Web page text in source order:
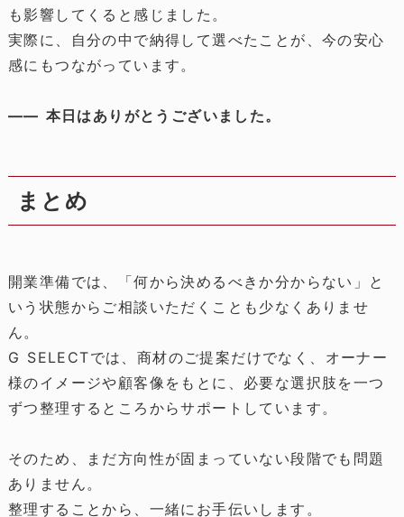
も影響してくると感じました。
実際に、自分の中で納得して選べたことが、今の安心
感にもつながっています。
―― 本日はありがとうございました。
まとめ
開業準備では、「何から決めるべきか分からない」と
いう状態からご相談いただくことも少なくありませ
ん。
G SELECTでは、商材のご提案だけでなく、オーナー
様のイメージや顧客像をもとに、必要な選択肢を一つ
ずつ整理するところからサポートしています。
そのため、まだ方向性が固まっていない段階でも問題
ありません。
整理することから、一緒にお手伝いします。